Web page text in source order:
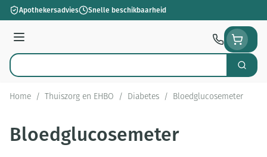
Ga naar de inhoud
Apothekersadvies Snelle beschikbaarheid
Menu
Product, merk, categorie... Zoek
Home / Thuiszorg en EHBO / Diabetes / Bloedglucosemeter
Bloedglucosemeter